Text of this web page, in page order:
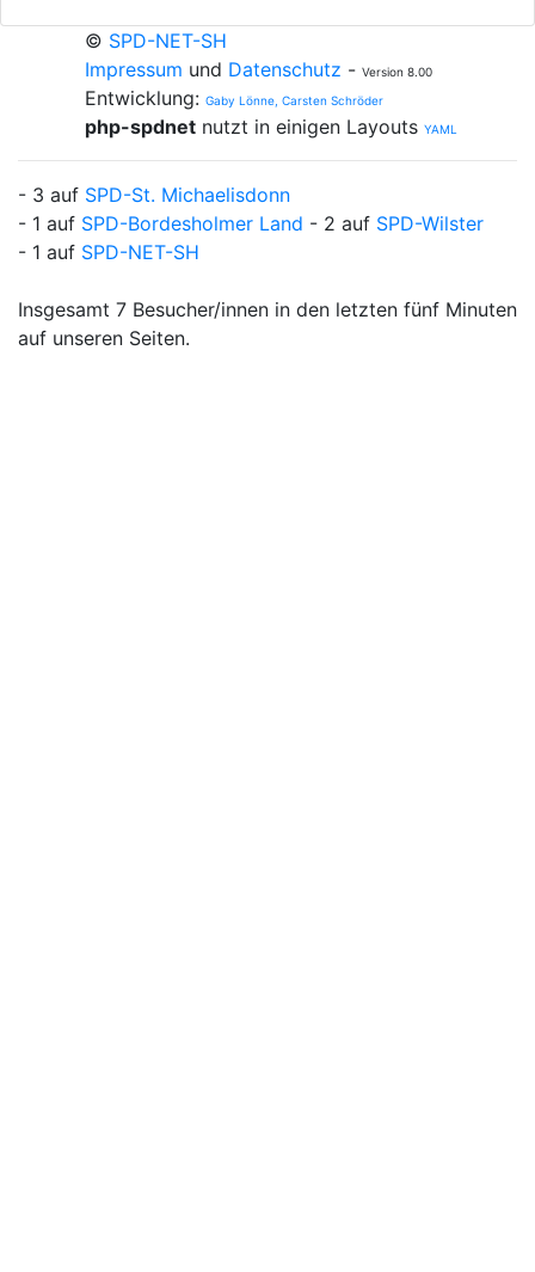
© SPD-NET-SH
Impressum und Datenschutz - Version 8.00
Entwicklung: Gaby Lönne, Carsten Schröder
php-spdnet nutzt in einigen Layouts YAML
- 3 auf SPD-St. Michaelisdonn
- 1 auf SPD-Bordesholmer Land - 2 auf SPD-Wilster
- 1 auf SPD-NET-SH
Insgesamt 7 Besucher/innen in den letzten fünf Minuten
auf unseren Seiten.